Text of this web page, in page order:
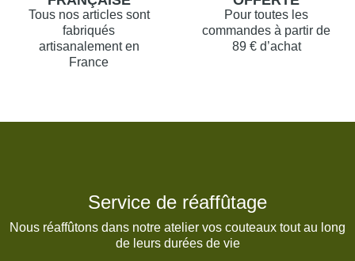
Tous nos articles sont
fabriqués
artisanalement en
France
Pour toutes les
commandes à partir de
89 € d’achat
Service de réaffûtage
Nous réaffûtons dans notre atelier vos couteaux tout au long
de leurs durées de vie